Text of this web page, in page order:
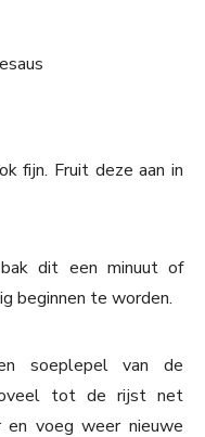
fijn. Fruit deze aan in
dit een minuut of
beginnen te worden.
soeplepel van de
tot de rijst net
voeg weer nieuwe